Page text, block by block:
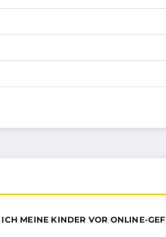
MEINE KINDER VOR ONLINE-